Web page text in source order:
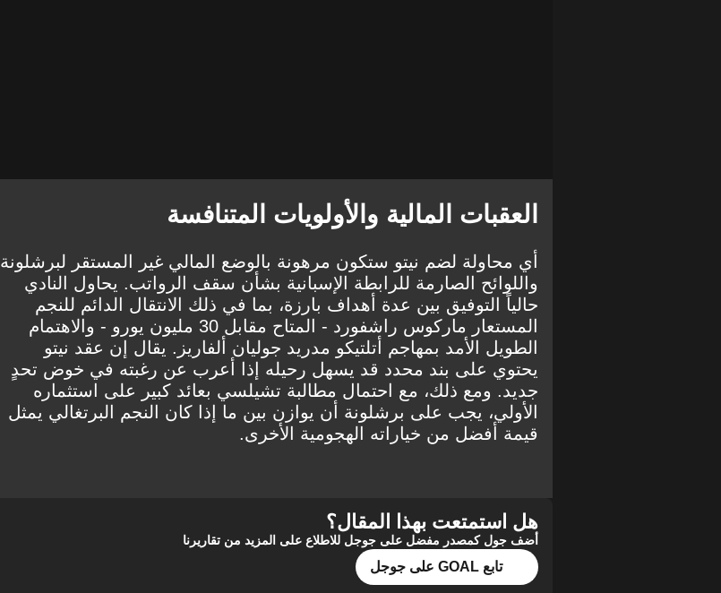
العقبات المالية والأولويات المتنافسة
أي محاولة لضم نيتو ستكون مرهونة بالوضع المالي غير المستقر لبرشلونة
واللوائح الصارمة للرابطة الإسبانية بشأن سقف الرواتب. يحاول النادي
حالياً التوفيق بين عدة أهداف بارزة، بما في ذلك الانتقال الدائم للنجم
المستعار ماركوس راشفورد - المتاح مقابل 30 مليون يورو - والاهتمام
الطويل الأمد بمهاجم أتلتيكو مدريد جوليان ألفاريز. يقال إن عقد نيتو
يحتوي على بند محدد قد يسهل رحيله إذا أعرب عن رغبته في خوض تحدٍ
جديد. ومع ذلك، مع احتمال مطالبة تشيلسي بعائد كبير على استثماره
الأولي، يجب على برشلونة أن يوازن بين ما إذا كان النجم البرتغالي يمثل
قيمة أفضل من خياراته الهجومية الأخرى.
هل استمتعت بهذا المقال؟
أضف جول كمصدر مفضل على جوجل للاطلاع على المزيد من تقاريرنا
تابع GOAL على جوجل